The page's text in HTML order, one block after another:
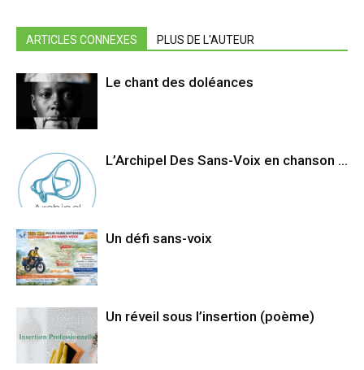
ARTICLES CONNEXES PLUS DE L'AUTEUR
Le chant des doléances
L’Archipel Des Sans-Voix en chanson …
Un défi sans-voix
Un réveil sous l’insertion (poème)